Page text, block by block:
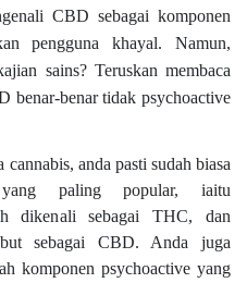
CBD sebagai komponen
pengguna khayal. Namun,
sains? Teruskan membaca
benar-benar tidak psychoactive
anda pasti sudah biasa
paling popular, iaitu
dikenali sebagai THC, dan
sebagai CBD. Anda juga
komponen psychoactive yang